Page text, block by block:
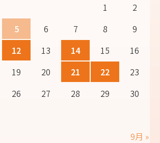
1
2
5 6 7 8
9
12 13 14 15
16
19 20 21 22
23
26 27 28 29
30
9月 »